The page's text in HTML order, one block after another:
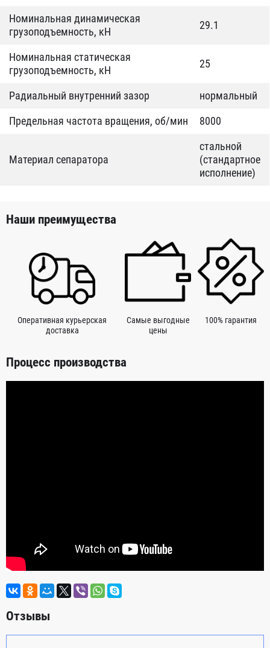
Номинальная динамическая
грузоподъемность, кН
29.1
Номинальная статическая
грузоподъемность, кН
25
Радиальный внутренний зазор
нормальный
Предельная частота вращения, об/мин
8000
Материал сепаратора
стальной
(стандартное
исполнение)
Наши преимущества
Оперативная курьерская
доставка
Самые выгодные
цены
100% гарантия
Процесс производства
Отзывы